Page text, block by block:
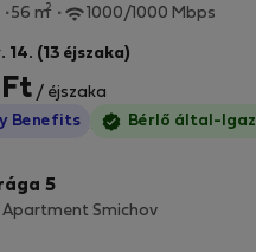
56 m2 1000/1000 Mbps
14. (13 éjszaka)
Ft / éjszaka
van·Nincs kaució
Benefits Bérlő által-
5
Smichov